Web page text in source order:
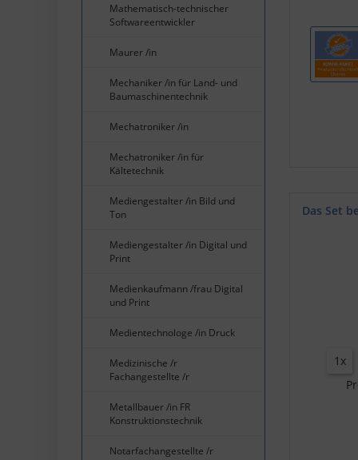
Mathematisch-technischer
Softwareentwickler
Maurer /in
Mechaniker /in für Land- und
Baumaschinentechnik
Mechatroniker /in
Mechatroniker /in für
Kältetechnik
Mediengestalter /in Bild und
Ton
Mediengestalter /in Digital und
Print
Medienkaufmann /frau Digital
und Print
Medientechnologe /in Druck
Medizinische /r
Fachangestellte /r
Metallbauer /in FR
Konstruktionstechnik
Notarfachangestellte /r
Das Set
1x